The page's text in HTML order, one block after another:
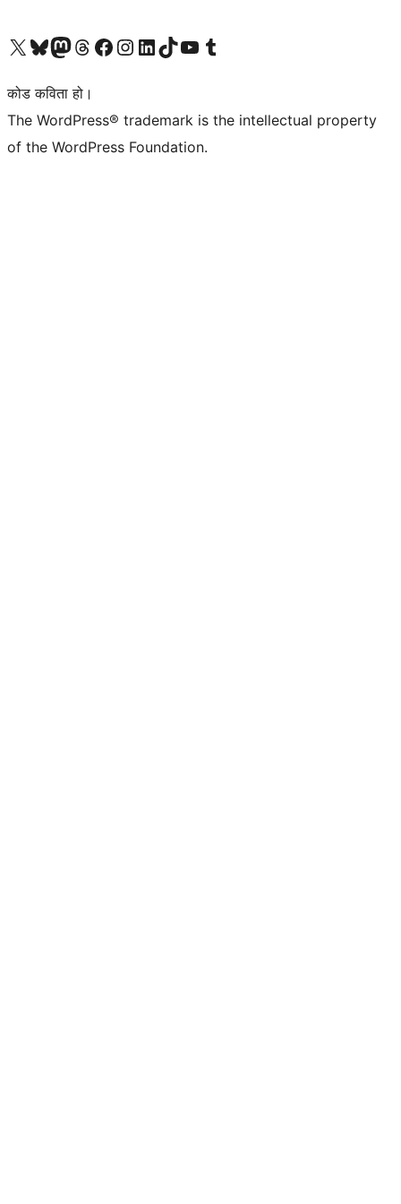
हाम्रो X (पहिले ट्विटर) खातामा जानुहोस्
हाम्रो Bluesky खाता भ्रमण गर्नुहोस्
हाम्रो म्यास्टोडन खाता भ्रमण गर्नुहोस्
हाम्रो थ्रेड्स खातामा जानुहोस्
हाम्रो फेसबुक पेजमा जानुहोस्
हाम्रो इन्स्टाग्राम खातामा जानुहोस्
हाम्रो लिङ्क्डइन खातामा जानुहोस्
हाम्रो TikTok खाता भ्रमण गर्नुहोस्
हाम्रो युट्युब च्यानलमा जानुहोस्
हाम्रो टम्बलर खाता भ्रमण गर्नुहोस्
कोड कविता हो।
The WordPress® trademark is the intellectual property
of the WordPress Foundation.